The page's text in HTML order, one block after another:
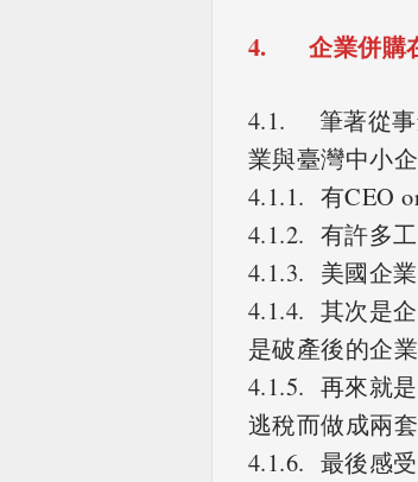
4. 企業併購在
4.1. 筆著從事
業與臺灣中小
4.1.1. 有CEO
4.1.2. 有許多
4.1.3. 美國企
4.1.4. 其次是
是破產後的企
4.1.5. 再來就
逃稅而做成兩套
4.1.6. 最後感